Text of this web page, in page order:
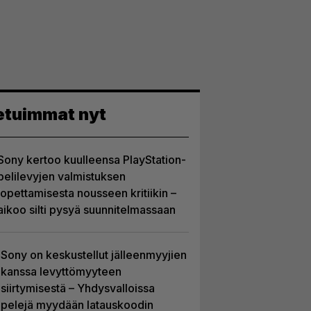
nyt
kertoo kuulleensa PlayStation-
valmistuksen
nousseen kritiikin –
silti pysyä suunnitelmassaan
Sony on keskustellut jälleenmyyjien
kanssa levyttömyyteen
siirtymisestä – Yhdysvalloissa
pelejä myydään latauskoodin